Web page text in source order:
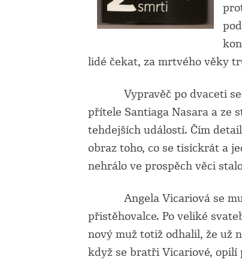
lidé čekat, za mrtvého věky
Vypravěč po dvaceti
přítele Santiaga Nasara a ze
tehdejších událostí. Čím
obraz toho, co se tisíckrát a
nehrálo ve prospěch věci
Angela Vicariová se
přistěhovalce. Po veliké
nový muž totiž odhalil, že už
když se bratři Vicariové, opilí